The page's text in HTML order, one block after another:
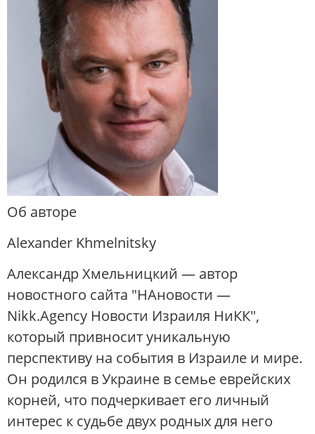
Об авторе
Alexander Khmelnitsky
Александр Хмельницкий — автор
новостного сайта "НАновости —
Nikk.Agency Новости Израиля НиКК",
который привносит уникальную
перспективу на события в Израиле и мире.
Он родился в Украине в семье еврейских
корней, что подчеркивает его личный
интерес к судьбе двух родных для него